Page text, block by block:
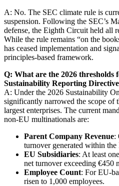
A: No. The SEC climate rule is
suspension. Following the SEC’s
defense, the Eighth Circuit held all
While the rule remains “on the
has ceased implementation and
principles-based framework.
Q: What are the 2026 thresholds
Sustainability Reporting
A: Under the 2026 Sustainability
significantly narrowed the scope of
largest enterprises. The current
non-EU multinationals are:
Parent Company Revenue:
turnover generated within
EU Subsidiaries: At least
net turnover exceeding €450
Employee Count: For EU-
risen to 1,000 employees.